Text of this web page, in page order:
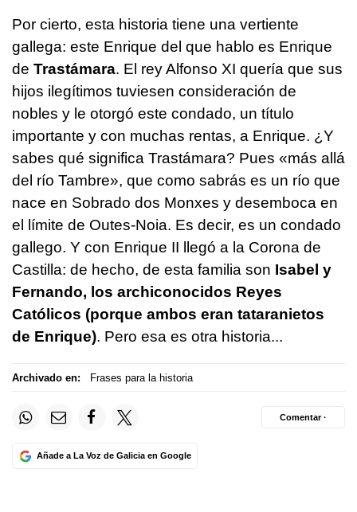
Por cierto, esta historia tiene una vertiente
gallega: este Enrique del que hablo es Enrique
de Trastámara. El rey Alfonso XI quería que sus
hijos ilegítimos tuviesen consideración de
nobles y le otorgó este condado, un título
importante y con muchas rentas, a Enrique. ¿Y
sabes qué significa Trastámara? Pues «más allá
del río Tambre», que como sabrás es un río que
nace en Sobrado dos Monxes y desemboca en
el límite de Outes-Noia. Es decir, es un condado
gallego. Y con Enrique II llegó a la Corona de
Castilla: de hecho, de esta familia son Isabel y
Fernando, los archiconocidos Reyes
Católicos (porque ambos eran tataranietos
de Enrique). Pero esa es otra historia...
Archivado en: Frases para la historia
Añade a La Voz de Galicia en Google
Comentar ·